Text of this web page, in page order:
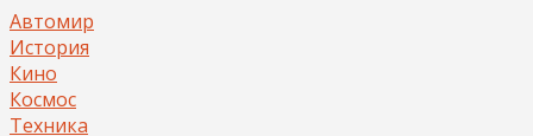
Автомир
История
Кино
Космос
Техника